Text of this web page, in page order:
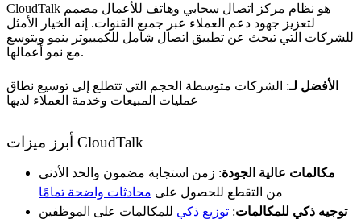
CloudTalk هو نظام مركز اتصال سحابي وهاتف للأعمال مصمم
لتعزيز جهود دعم العملاء عبر جميع القنوات. إنه الخيار الأمثل
للشركات التي تبحث عن تطبيق اتصال شامل للكمبيوتر ينمو ويتوسع
مع نمو أعمالها.
الأفضل لـ: الشركات متوسطة الحجم التي تتطلع إلى توسيع نطاق
عمليات المبيعات وخدمة العملاء لديها
أبرز ميزات CloudTalk
مكالمات عالية الجودة: زمن استجابة مضمون والحد الأدنى
من التقطع للحصول على محادثات واضحة تمامًا
توجيه ذكي للمكالمات: توزيع ذكي للمكالمات على الموظفين